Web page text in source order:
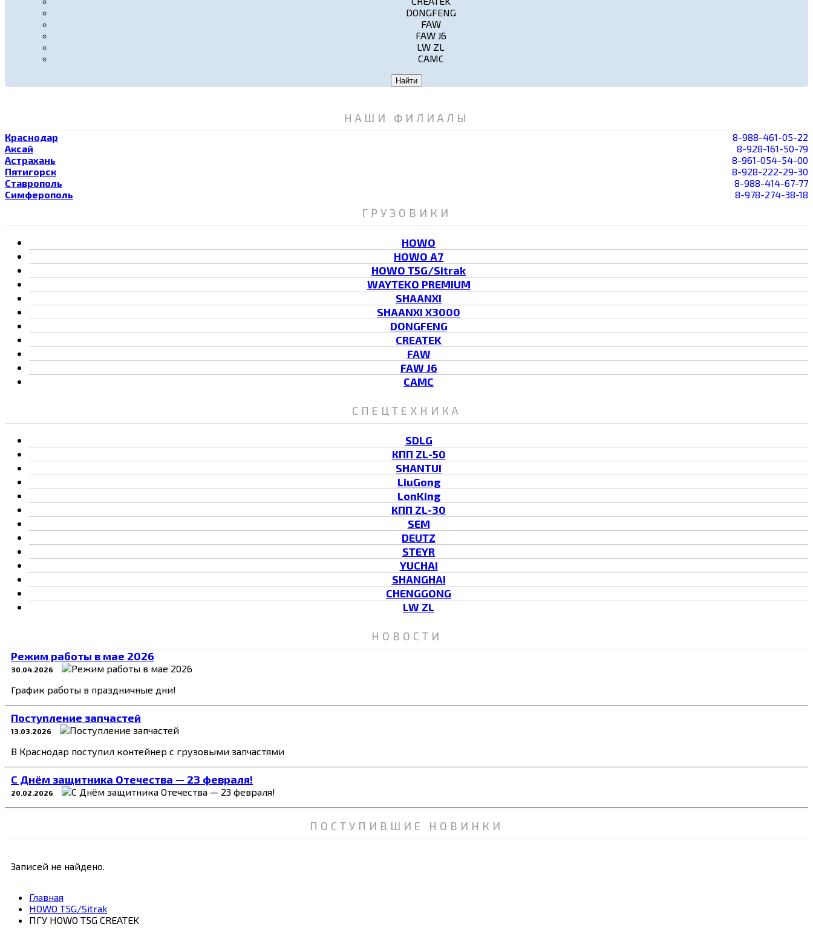
DONGFENG
FAW
FAW J6
LW ZL
CAMC
Найти
НАШИ ФИЛИАЛЫ
Краснодар
8-988-461-05-22
Аксай
8-928-161-50-79
Астрахань
8-961-054-54-00
Пятигорск
8-928-222-29-30
Ставрополь
8-988-414-67-77
Симферополь
8-978-274-38-18
ГРУЗОВИКИ
HOWO
HOWO A7
HOWO T5G/Sitrak
WAYTEKO PREMIUM
SHAANXI
SHAANXI X3000
DONGFENG
CREATEK
FAW
FAW J6
CAMC
СПЕЦТЕХНИКА
SDLG
КПП ZL-50
SHANTUI
LiuGong
LonKing
КПП ZL-30
SEM
DEUTZ
STEYR
YUCHAI
SHANGHAI
CHENGGONG
LW ZL
НОВОСТИ
Режим работы в мае 2026
30.04.2026
График работы в праздничные дни!
Поступление запчастей
13.03.2026
В Краснодар поступил контейнер с грузовыми запчастями
C Днём защитника Отечества — 23 февраля!
20.02.2026
ПОСТУПИВШИЕ НОВИНКИ
Записей не найдено.
Главная
HOWO T5G/Sitrak
ПГУ HOWO T5G CREATEK